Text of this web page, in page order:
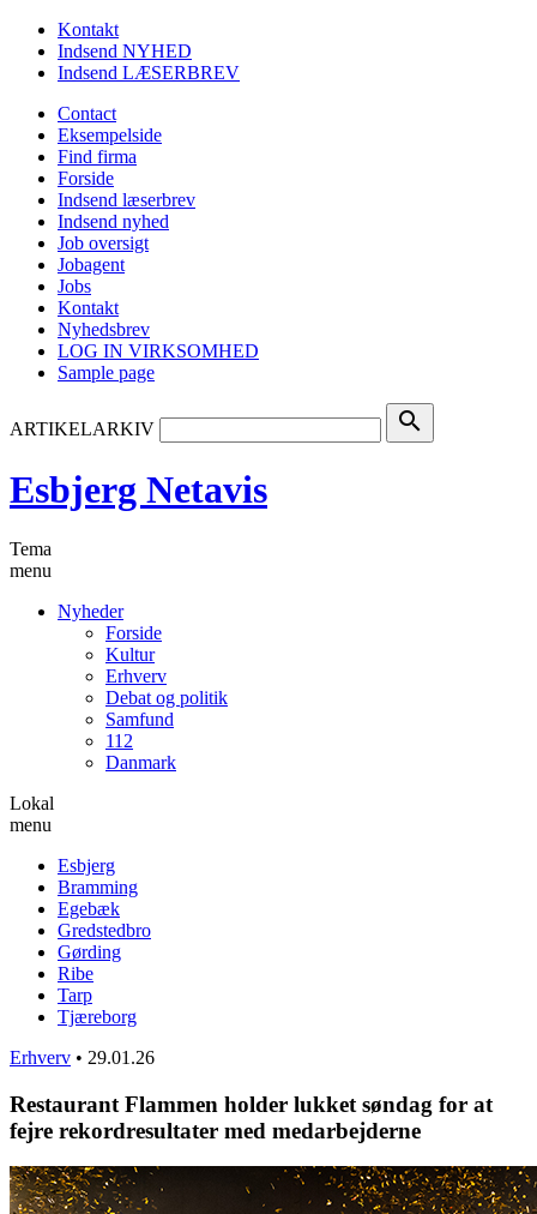
Kontakt
Indsend NYHED
Indsend LÆSERBREV
Contact
Eksempelside
Find firma
Forside
Indsend læserbrev
Indsend nyhed
Job oversigt
Jobagent
Jobs
Kontakt
Nyhedsbrev
LOG IN VIRKSOMHED
Sample page
ARTIKELARKIV search
Esbjerg Netavis
Tema
menu
Nyheder
Forside
Kultur
Erhverv
Debat og politik
Samfund
112
Danmark
Lokal
menu
Esbjerg
Bramming
Egebæk
Gredstedbro
Gørding
Ribe
Tarp
Tjæreborg
Erhverv • 29.01.26
Restaurant Flammen holder lukket søndag for at
fejre rekordresultater med medarbejderne